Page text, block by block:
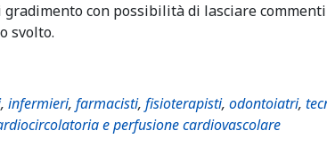
con possibilità di lasciare
svolto.
, infermieri, farmacisti, fisioterapisti, odontoiatri,
e perfusione cardiovascolare